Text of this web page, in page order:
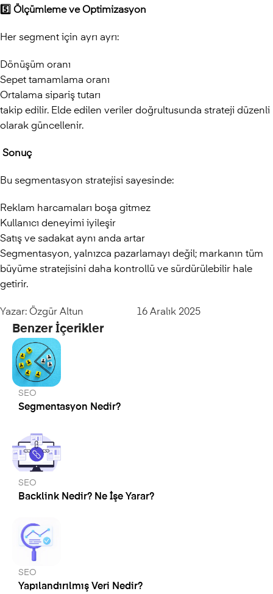
5️ ⃣ Ölçümleme ve Optimizasyon
Her segment için ayrı ayrı:
Dönüşüm oranı
Sepet tamamlama oranı
Ortalama sipariş tutarı
takip edilir. Elde edilen veriler doğrultusunda strateji düzenli
olarak güncellenir.
Sonuç
Bu segmentasyon stratejisi sayesinde:
Reklam harcamaları boşa gitmez
Kullanıcı deneyimi iyileşir
Satış ve sadakat aynı anda artar
Segmentasyon, yalnızca pazarlamayı değil; markanın tüm
büyüme stratejisini daha kontrollü ve sürdürülebilir hale
getirir.
Yazar: Özgür Altun 16 Aralık 2025
Benzer İçerikler
SEO
Segmentasyon Nedir?
SEO
Backlink Nedir? Ne İşe Yarar?
SEO
Yapılandırılmış Veri Nedir?